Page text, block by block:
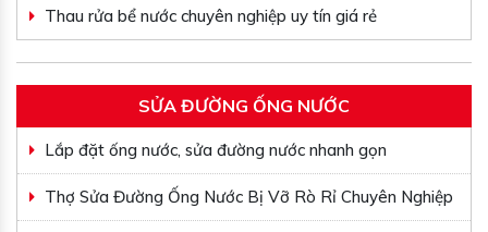
Thau rửa bể nước chuyên nghiệp uy tín giá rẻ
SỬA ĐƯỜNG ỐNG NƯỚC
Lắp đặt ống nước, sửa đường nước nhanh gọn
Thợ Sửa Đường Ống Nước Bị Vỡ Rò Rỉ Chuyên Nghiệp